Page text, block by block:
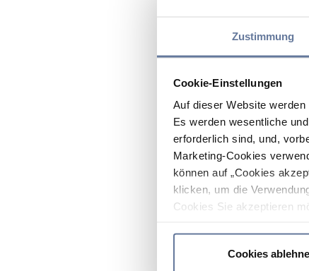
Zustimmung
Cookie-Einstellungen
Auf dieser Website
Es werden wesentliche
erforderlich sind, und,
Marketing-Cookies
können auf „Cookies
klicken, um die
Cookies Sie akzeptieren
Cookies